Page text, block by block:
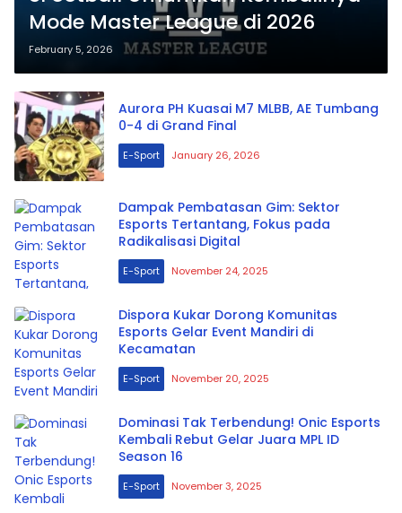
Mode Master League di 2026
February 5, 2026
Aurora PH Kuasai M7 MLBB, AE Tumbang
0-4 di Grand Final
E-Sport January 26, 2026
Dampak Pembatasan Gim: Sektor
Esports Tertantang, Fokus pada
Radikalisasi Digital
E-Sport November 24, 2025
Dispora Kukar Dorong Komunitas
Esports Gelar Event Mandiri di
Kecamatan
E-Sport November 20, 2025
Dominasi Tak Terbendung! Onic Esports
Kembali Rebut Gelar Juara MPL ID
Season 16
E-Sport November 3, 2025